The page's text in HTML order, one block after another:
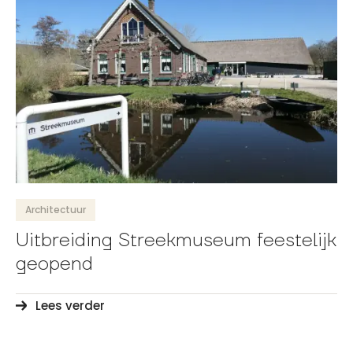
Architectuur
Uitbreiding Streekmuseum feestelijk
geopend
Lees verder